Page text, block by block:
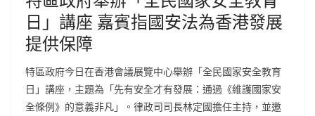
日」講座 嘉賓指國安法為香港發展
提供保障
特區政府今日在香港會議展覽中心舉辦「全民國家安全教育
日」講座，主題為「先有安全才有發展：通過《維護國家安
全條例》的意義非凡」。律政司司長林定國擔任主持，並邀